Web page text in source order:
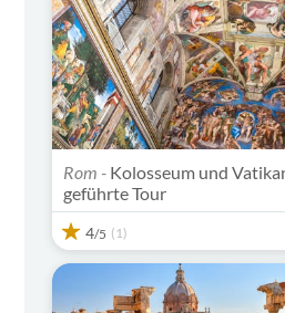
Rom - Kolosseum und
geführte Tour
4/5 (1)